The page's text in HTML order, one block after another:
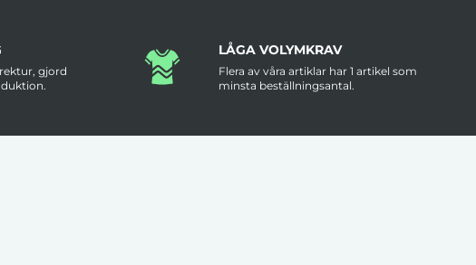
gjord
LÅGA VOLYMKRAV
Flera av våra artiklar har 1 artikel som
minsta beställningsantal.